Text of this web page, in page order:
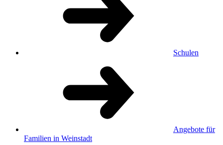
Schulen
Angebote für
Familien in Weinstadt